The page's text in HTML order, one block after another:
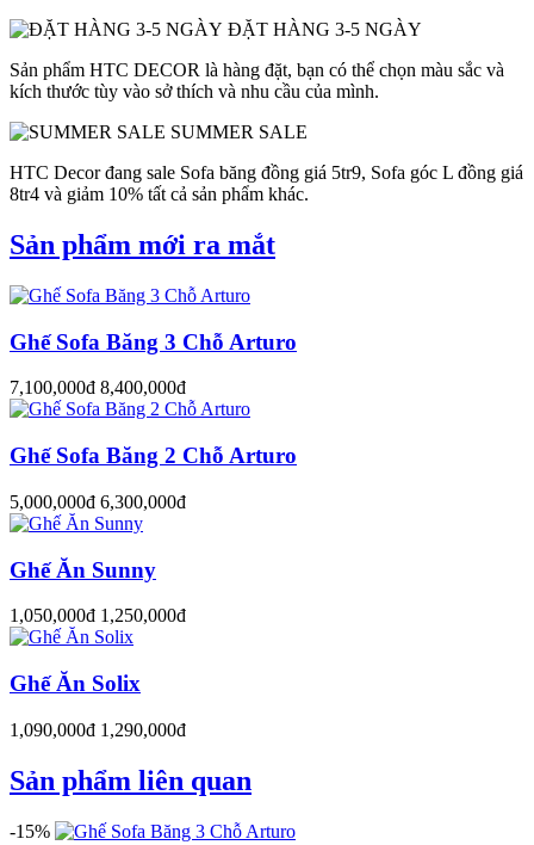
ĐẶT HÀNG 3-5 NGÀY
Sản phẩm HTC DECOR là hàng đặt, bạn có thể chọn màu sắc và
kích thước tùy vào sở thích và nhu cầu của mình.
SUMMER SALE
HTC Decor đang sale Sofa băng đồng giá 5tr9, Sofa góc L đồng giá
8tr4 và giảm 10% tất cả sản phẩm khác.
Sản phẩm mới ra mắt
Ghế Sofa Băng 3 Chỗ Arturo
7,100,000đ 8,400,000đ
Ghế Sofa Băng 2 Chỗ Arturo
5,000,000đ 6,300,000đ
Ghế Ăn Sunny
1,050,000đ 1,250,000đ
Ghế Ăn Solix
1,090,000đ 1,290,000đ
Sản phẩm liên quan
-15%